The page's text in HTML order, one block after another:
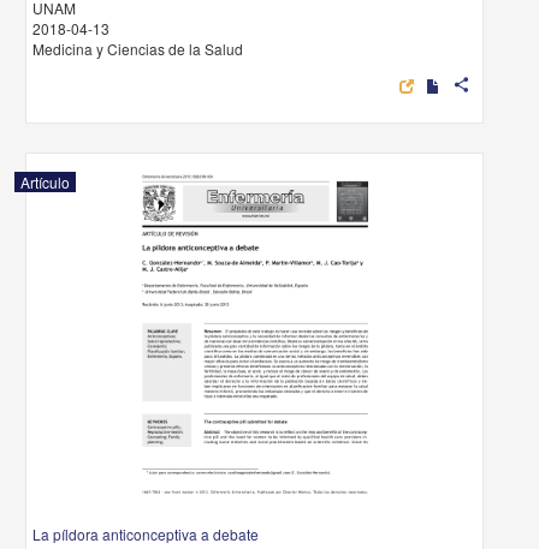
UNAM
2018-04-13
Medicina y Ciencias de la Salud
share
Artículo
La píldora anticonceptiva a debate